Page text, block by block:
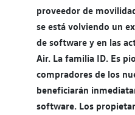
proveedor de
se está volviendo un
de software y en las
Air. La familia ID. Es
compradores de los
beneficiarán
software. Los